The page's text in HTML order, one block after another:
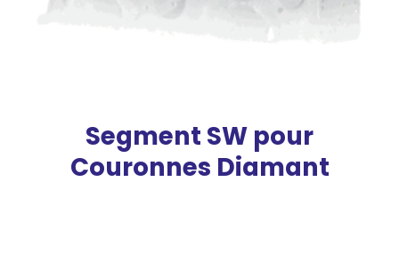
Segment SW pour
Couronnes Diamant